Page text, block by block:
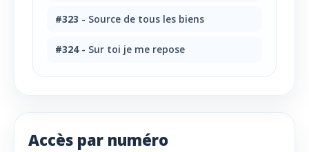
Accès par numéro
#323 - Source de tous les biens
#324- Sur toi je me repose